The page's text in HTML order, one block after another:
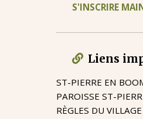
S'INSCRIRE
Liens
ST-PIERRE EN
PAROISSE ST-
RÈGLES DU VILLAGE